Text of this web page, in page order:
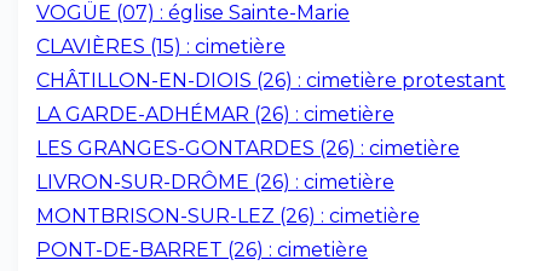
VOGÜE (07) : église Sainte-Marie
CLAVIÈRES (15) : cimetière
CHÂTILLON-EN-DIOIS (26) : cimetière protestant
LA GARDE-ADHÉMAR (26) : cimetière
LES GRANGES-GONTARDES (26) : cimetière
LIVRON-SUR-DRÔME (26) : cimetière
MONTBRISON-SUR-LEZ (26) : cimetière
PONT-DE-BARRET (26) : cimetière